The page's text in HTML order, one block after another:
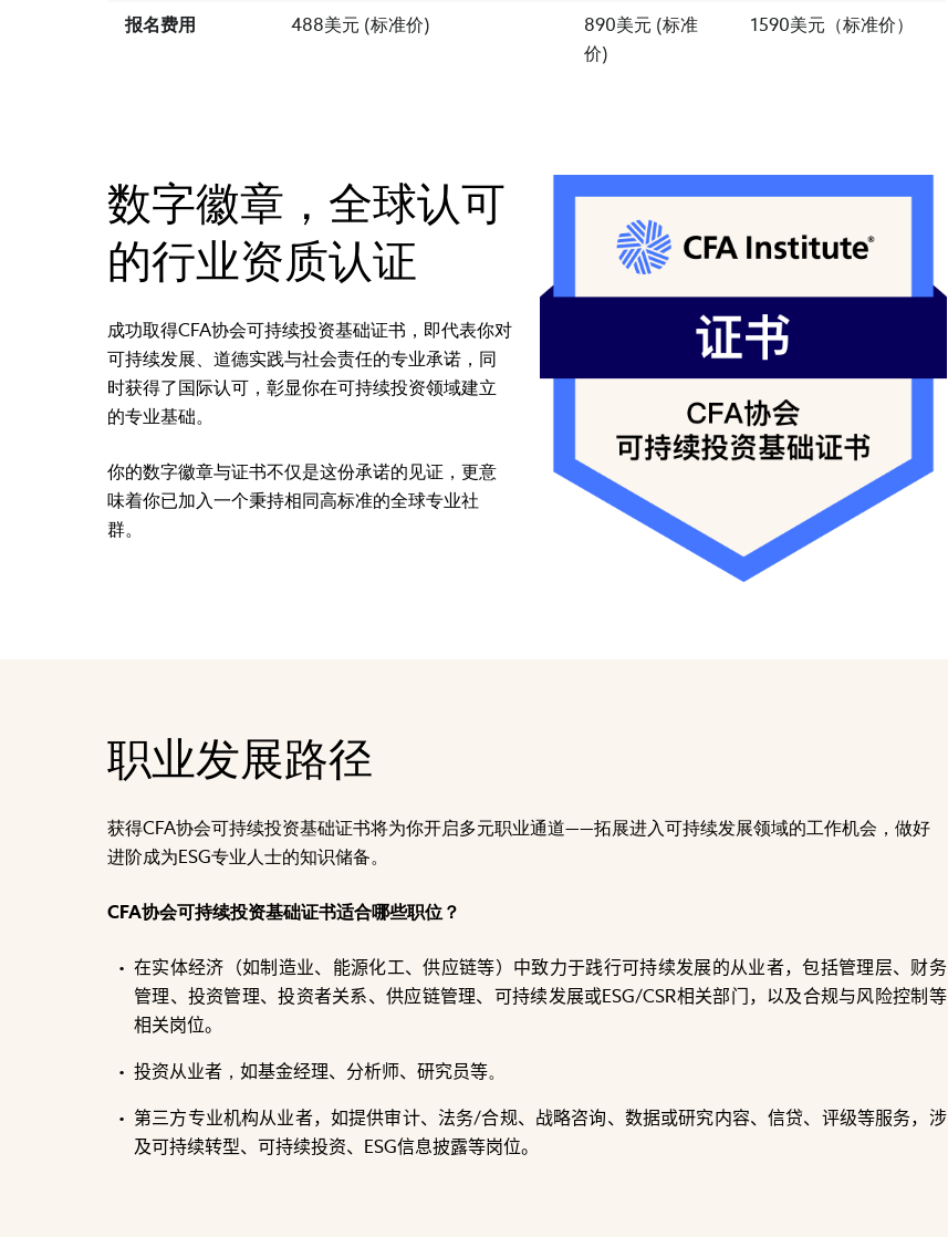
报名费用
488美元 (标准价)
890美元 (标准
价)
1590美元（标准价）
数字徽章，全球认可
的行业资质认证
成功取得CFA协会可持续投资基础证书，即代表你对
可持续发展、道德实践与社会责任的专业承诺，同
时获得了国际认可，彰显你在可持续投资领域建立
的专业基础。
你的数字徽章与证书不仅是这份承诺的见证，更意
味着你已加入一个秉持相同高标准的全球专业社
群。
职业发展路径
获得CFA协会可持续投资基础证书将为你开启多元职业通道——拓展进入可持续发展领域的工作机会，做好
进阶成为ESG专业人士的知识储备。
CFA协会可持续投资基础证书适合哪些职位？
在实体经济（如制造业、能源化工、供应链等）中致力于践行可持续发展的从业者，包括管理层、财务
管理、投资管理、投资者关系、供应链管理、可持续发展或ESG/CSR相关部门，以及合规与风险控制等
相关岗位。
投资从业者 ， 如基金经理、分析师、研究员等。
第三方专业机构从业者，如提供审计、法务/合规、战略咨询、数据或研究内容、信贷、评级等服务，涉
及可持续转型、可持续投资、ESG信息披露等岗位。